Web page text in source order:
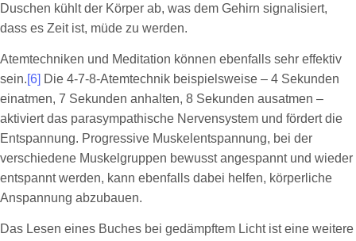
Duschen kühlt der Körper ab, was dem Gehirn signalisiert,
dass es Zeit ist, müde zu werden.
Atemtechniken und Meditation können ebenfalls sehr effektiv
sein.[6] Die 4-7-8-Atemtechnik beispielsweise – 4 Sekunden
einatmen, 7 Sekunden anhalten, 8 Sekunden ausatmen –
aktiviert das parasympathische Nervensystem und fördert die
Entspannung. Progressive Muskelentspannung, bei der
verschiedene Muskelgruppen bewusst angespannt und wieder
entspannt werden, kann ebenfalls dabei helfen, körperliche
Anspannung abzubauen.
Das Lesen eines Buches bei gedämpftem Licht ist eine weitere